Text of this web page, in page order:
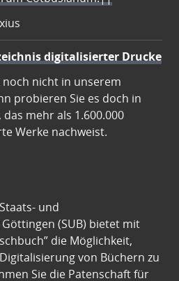
digitalisierter Drucke
nicht in unserem
probieren Sie es doch in
mehr als 1.600.000
Werke nachweist.
und
(SUB) bietet mit
die Möglichkeit,
von Büchern zu
Sie die Patenschaft für